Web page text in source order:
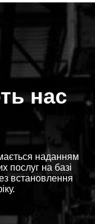
нас
наданням
послуг на базі
встановлення